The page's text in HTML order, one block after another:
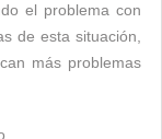
el problema con
de esta situación,
más problemas